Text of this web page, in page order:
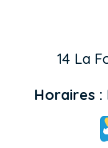
14 La
Horaires :